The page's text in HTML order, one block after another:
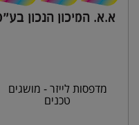
מדפסות לייזר - מושגים
טכנים